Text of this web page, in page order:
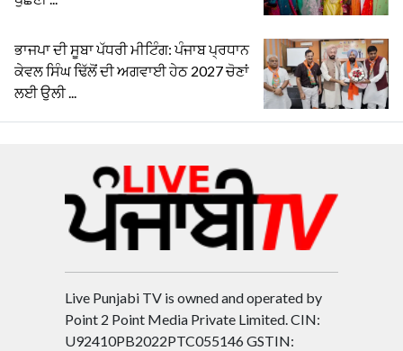
ਭਾਜਪਾ ਦੀ ਸੂਬਾ ਪੱਧਰੀ ਮੀਟਿੰਗ: ਪੰਜਾਬ ਪ੍ਰਧਾਨ
ਕੇਵਲ ਸਿੰਘ ਢਿੱਲੋਂ ਦੀ ਅਗਵਾਈ ਹੇਠ 2027 ਚੋਣਾਂ
ਲਈ ਉਲੀ ...
Live Punjabi TV is owned and operated by
Point 2 Point Media Private Limited. CIN:
U92410PB2022PTC055146 GSTIN: